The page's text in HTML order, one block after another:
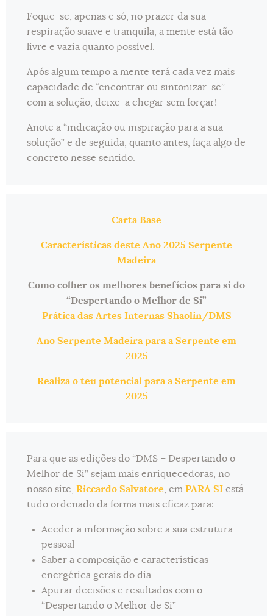
Foque-se, apenas e só, no prazer da sua
respiração suave e tranquila, a mente está tão
livre e vazia quanto possível.
Após algum tempo a mente terá cada vez mais
capacidade de “encontrar ou sintonizar-se”
com a solução, deixe-a chegar sem forçar!
Anote a “indicação ou inspiração para a sua
solução” e de seguida, quanto antes, faça algo de
concreto nesse sentido.
Carta Base
Características deste Ano 2025 Serpente
Madeira
Como colher os melhores benefícios para si do
“Despertando o Melhor de Si”
Prática das Artes Internas Shaolin/DMS
Ano Serpente Madeira para a Serpente em
2025
Realiza o teu potencial para a Serpente em
2025
Para que as edições do “DMS – Despertando o
Melhor de Si” sejam mais enriquecedoras, no
nosso site,Riccardo Salvatore, emPARA SI está
tudo ordenado da forma mais eficaz para:
Aceder a informação sobre a sua estrutura
pessoal
Saber a composição e características
energética gerais do dia
Apurar decisões e resultados com o
“Despertando o Melhor de Si”